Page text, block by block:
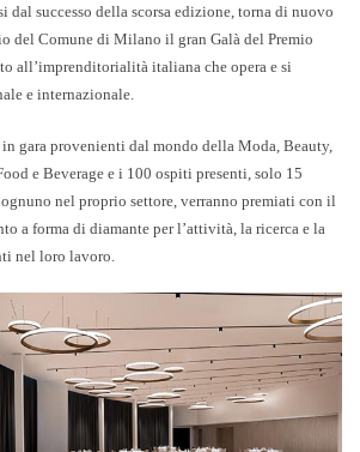
dal successo della scorsa edizione, torna di nuovo
del Comune di Milano il gran Galà del Premio
all’imprenditorialità italiana che opera e si
e internazionale
in gara provenienti dal mondo della Moda, Beauty,
e Beverage e i 100 ospiti presenti, solo 15
nel proprio settore, verranno premiati con il
a forma di diamante per l’attività, la ricerca e la
nel loro lavoro